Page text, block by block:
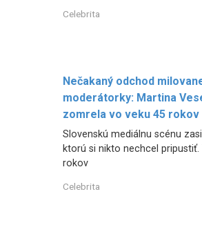
Celebrita
Nečakaný odchod
moderátorky: Martina
zomrela vo veku 45 rokov
Slovenskú mediálnu scénu
ktorú si nikto nechcel pripustiť.
rokov
Celebrita